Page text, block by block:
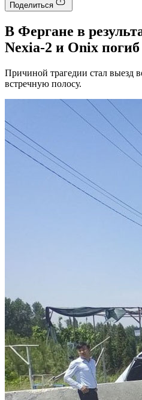
Поделиться
В Фергане в
Nexia-2 и Onix
Причиной трагедии стал выезд
встречную полосу.